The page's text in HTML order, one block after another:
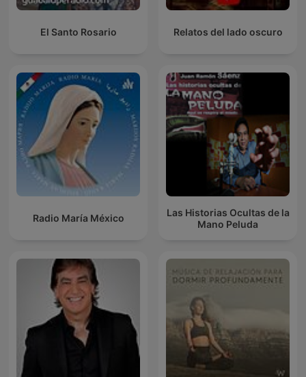
El Santo Rosario Relatos del lado oscuro
Radio María México
Las Historias Ocultas de la
Mano Peluda